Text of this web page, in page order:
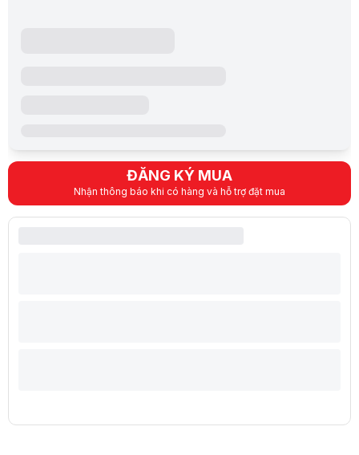
ĐĂNG KÝ MUA
Nhận thông báo khi có hàng và hỗ trợ đặt mua